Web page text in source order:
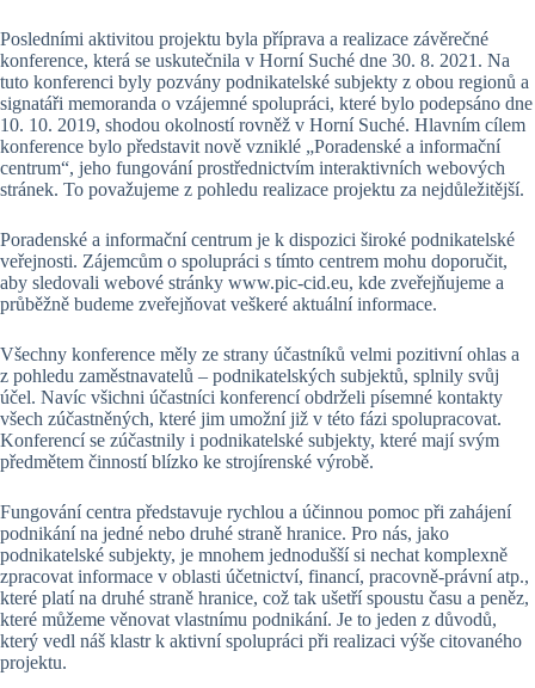
Posledními aktivitou projektu byla příprava a realizace závěrečné
konference, která se uskutečnila v Horní Suché dne 30. 8. 2021. Na
tuto konferenci byly pozvány podnikatelské subjekty z obou regionů a
signatáři memoranda o vzájemné spolupráci, které bylo podepsáno dne
10. 10. 2019, shodou okolností rovněž v Horní Suché. Hlavním cílem
konference bylo představit nově vzniklé „Poradenské a informační
centrum“, jeho fungování prostřednictvím interaktivních webových
stránek. To považujeme z pohledu realizace projektu za nejdůležitější.
Poradenské a informační centrum je k dispozici široké podnikatelské
veřejnosti. Zájemcům o spolupráci s tímto centrem mohu doporučit,
aby sledovali webové stránky www.pic-cid.eu, kde zveřejňujeme a
průběžně budeme zveřejňovat veškeré aktuální informace.
Všechny konference měly ze strany účastníků velmi pozitivní ohlas a
z pohledu zaměstnavatelů – podnikatelských subjektů, splnily svůj
účel. Navíc všichni účastníci konferencí obdrželi písemné kontakty
všech zúčastněných, které jim umožní již v této fázi spolupracovat.
Konferencí se zúčastnily i podnikatelské subjekty, které mají svým
předmětem činností blízko ke strojírenské výrobě.
Fungování centra představuje rychlou a účinnou pomoc při zahájení
podnikání na jedné nebo druhé straně hranice. Pro nás, jako
podnikatelské subjekty, je mnohem jednodušší si nechat komplexně
zpracovat informace v oblasti účetnictví, financí, pracovně-právní atp.,
které platí na druhé straně hranice, což tak ušetří spoustu času a peněz,
které můžeme věnovat vlastnímu podnikání. Je to jeden z důvodů,
který vedl náš klastr k aktivní spolupráci při realizaci výše citovaného
projektu.